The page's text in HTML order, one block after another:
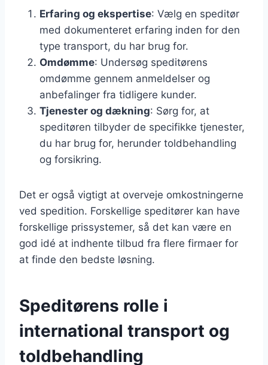
Erfaring og ekspertise: Vælg en speditør
med dokumenteret erfaring inden for den
type transport, du har brug for.
Omdømme: Undersøg speditørens
omdømme gennem anmeldelser og
anbefalinger fra tidligere kunder.
Tjenester og dækning: Sørg for, at
speditøren tilbyder de specifikke tjenester,
du har brug for, herunder toldbehandling
og forsikring.
Det er også vigtigt at overveje omkostningerne
ved spedition. Forskellige speditører kan have
forskellige prissystemer, så det kan være en
god idé at indhente tilbud fra flere firmaer for
at finde den bedste løsning.
Speditørens rolle i
international transport og
toldbehandling